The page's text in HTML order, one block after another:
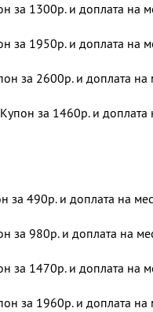
за 1300р. и доплата на
за 1950р. и доплата на
за 2600р. и доплата на
за 1460р. и доплата
за 490р. и доплата на
за 980р. и доплата на
за 1470р. и доплата на
за 1960р. и доплата на